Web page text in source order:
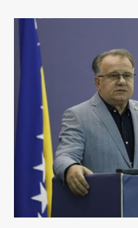
Kontakt
Impressum